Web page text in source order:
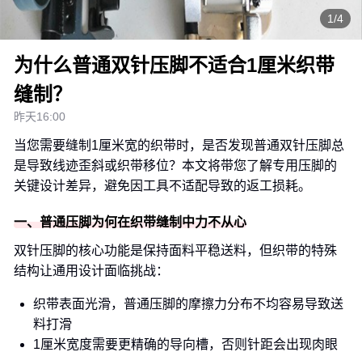
1/4
为什么普通双针压脚不适合1厘米织带
缝制？
昨天16:00
当您需要缝制1厘米宽的织带时，是否发现普通双针压脚总
是导致线迹歪斜或织带移位？本文将带您了解专用压脚的
关键设计差异，避免因工具不适配导致的返工损耗。
一、普通压脚为何在织带缝制中力不从心
双针压脚的核心功能是保持面料平稳送料，但织带的特殊
结构让通用设计面临挑战：
织带表面光滑，普通压脚的摩擦力分布不均容易导致送
料打滑
1厘米宽度需要更精确的导向槽，否则针距会出现肉眼